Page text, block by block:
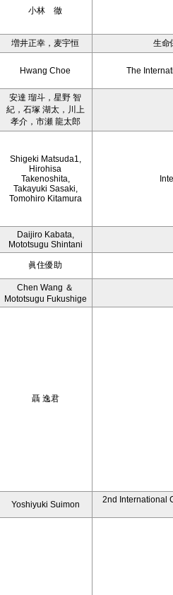
小林 徹
増井正幸，麦宇恒 生命
Hwang Choe The
安達 瑠斗，星野 智
紀，石塚 湖太，川上
孝介，市瀬 龍太郎
Shigeki Matsuda1,
Hirohisa
Takenoshita,
Takayuki Sasaki,
Tomohiro Kitamura
Daijiro Kabata,
Mototsugu Shintani
眞住優助
Chen Wang ＆
Mototsugu Fukushige
聶 逸君
Yoshiyuki Suimon
2nd International